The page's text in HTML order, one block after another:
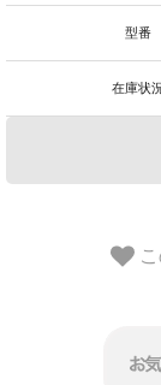
型番
在庫状況